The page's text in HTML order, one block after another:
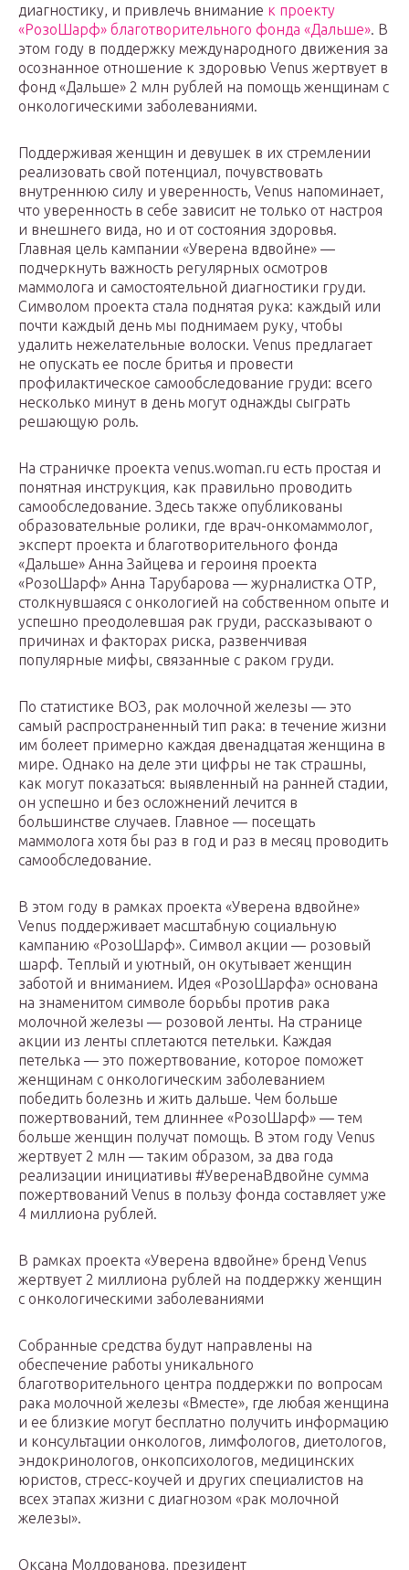
диагностику, и привлечь внимание к проекту
«РозоШарф» благотворительного фонда «Дальше». В
этом году в поддержку международного движения за
осознанное отношение к здоровью Venus жертвует в
фонд «Дальше» 2 млн рублей на помощь женщинам с
онкологическими заболеваниями.
Поддерживая женщин и девушек в их стремлении
реализовать свой потенциал, почувствовать
внутреннюю силу и уверенность, Venus напоминает,
что уверенность в себе зависит не только от настроя
и внешнего вида, но и от состояния здоровья.
Главная цель кампании «Уверена вдвойне» —
подчеркнуть важность регулярных осмотров
маммолога и самостоятельной диагностики груди.
Символом проекта стала поднятая рука: каждый или
почти каждый день мы поднимаем руку, чтобы
удалить нежелательные волоски. Venus предлагает
не опускать ее после бритья и провести
профилактическое самообследование груди: всего
несколько минут в день могут однажды сыграть
решающую роль.
На страничке проекта venus.woman.ru есть простая и
понятная инструкция, как правильно проводить
самообследование. Здесь также опубликованы
образовательные ролики, где врач-онкомаммолог,
эксперт проекта и благотворительного фонда
«Дальше» Анна Зайцева и героиня проекта
«РозоШарф» Анна Тарубарова — журналистка ОТР,
столкнувшаяся с онкологией на собственном опыте и
успешно преодолевшая рак груди, рассказывают о
причинах и факторах риска, развенчивая
популярные мифы, связанные с раком груди.
По статистике ВОЗ, рак молочной железы — это
самый распространенный тип рака: в течение жизни
им болеет примерно каждая двенадцатая женщина в
мире. Однако на деле эти цифры не так страшны,
как могут показаться: выявленный на ранней стадии,
он успешно и без осложнений лечится в
большинстве случаев. Главное — посещать
маммолога хотя бы раз в год и раз в месяц проводить
самообследование.
В этом году в рамках проекта «Уверена вдвойне»
Venus поддерживает масштабную социальную
кампанию «РозоШарф». Символ акции — розовый
шарф. Теплый и уютный, он окутывает женщин
заботой и вниманием. Идея «РозоШарфа» основана
на знаменитом символе борьбы против рака
молочной железы — розовой ленты. На странице
акции из ленты сплетаются петельки. Каждая
петелька — это пожертвование, которое поможет
женщинам с онкологическим заболеванием
победить болезнь и жить дальше. Чем больше
пожертвований, тем длиннее «РозоШарф» — тем
больше женщин получат помощь. В этом году Venus
жертвует 2 млн — таким образом, за два года
реализации инициативы #УверенаВдвойне сумма
пожертвований Venus в пользу фонда составляет уже
4 миллиона рублей.
В рамках проекта «Уверена вдвойне» бренд Venus
жертвует 2 миллиона рублей на поддержку женщин
с онкологическими заболеваниями
Собранные средства будут направлены на
обеспечение работы уникального
благотворительного центра поддержки по вопросам
рака молочной железы «Вместе», где любая женщина
и ее близкие могут бесплатно получить информацию
и консультации онкологов, лимфологов, диетологов,
эндокринологов, онкопсихологов, медицинских
юристов, стресс-коучей и других специалистов на
всех этапах жизни с диагнозом «рак молочной
железы».
Оксана Молдованова, президент